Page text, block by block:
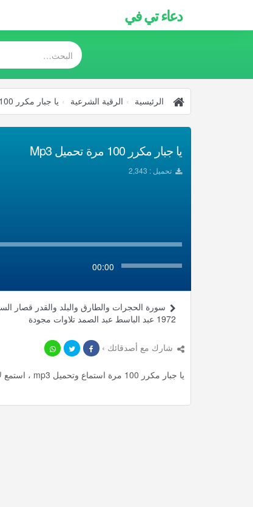
دعاء تي في
الرئيسية الرقية الشرعية يا جبار مكرر 100 مرة
يا جبار مكرر 100 مرة تحميل Mp3
تحميل : 2,343
00:00
سورة الحجرات والطارق والبلد والقدر قصار
1972 عبد الباسط عبد الصمد تلاوات مجودة
شارك مع أصدقائك ›
يا جبار مكرر 100 مرة استماع وتحميل mp3 ، استمع لأأكثر من 9.3 دقيقة من الرقية الشرعية المميزة مجانا.